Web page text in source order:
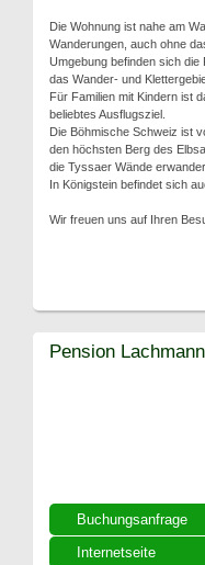
Die Wohnung ist nahe am
Wanderungen, auch ohne
Umgebung befinden sich die
das Wander- und
Für Familien mit Kindern ist
beliebtes Ausflugsziel.
Die Böhmische Schweiz ist
den höchsten Berg des
die Tyssaer Wände
In Königstein befindet sich
Wir freuen uns auf Ihren
Buchungsanfrage
Internetseite
Pension Lachmann